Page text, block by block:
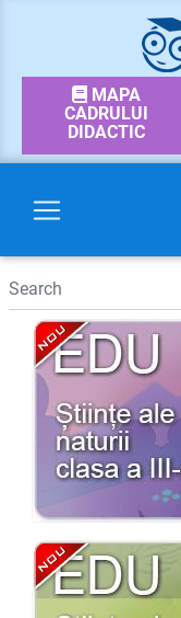
MAPA
CADRULUI
DIDACTIC